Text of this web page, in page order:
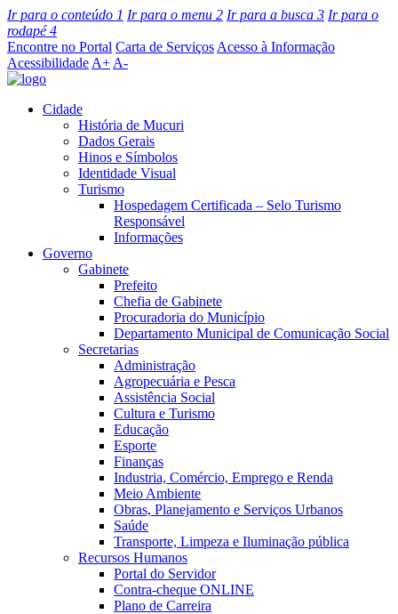
Ir para o conteúdo 1 Ir para o menu 2 Ir para a busca 3 Ir para o
rodapé4
Encontre no Portal Carta de Serviços Acesso à Informação
Acessibilidade A+ A-
Cidade
História de Mucuri
Dados Gerais
Hinos e Símbolos
Identidade Visual
Turismo
Hospedagem Certificada – Selo Turismo
Responsável
Informações
Governo
Gabinete
Prefeito
Chefia de Gabinete
Procuradoria do Município
Departamento Municipal de Comunicação Social
Secretarias
Administração
Agropecuária e Pesca
Assistência Social
Cultura e Turismo
Educação
Esporte
Finanças
Industria, Comércio, Emprego e Renda
Meio Ambiente
Obras, Planejamento e Serviços Urbanos
Saúde
Transporte, Limpeza e Iluminação pública
Recursos Humanos
Portal do Servidor
Contra-cheque ONLINE
Plano de Carreira